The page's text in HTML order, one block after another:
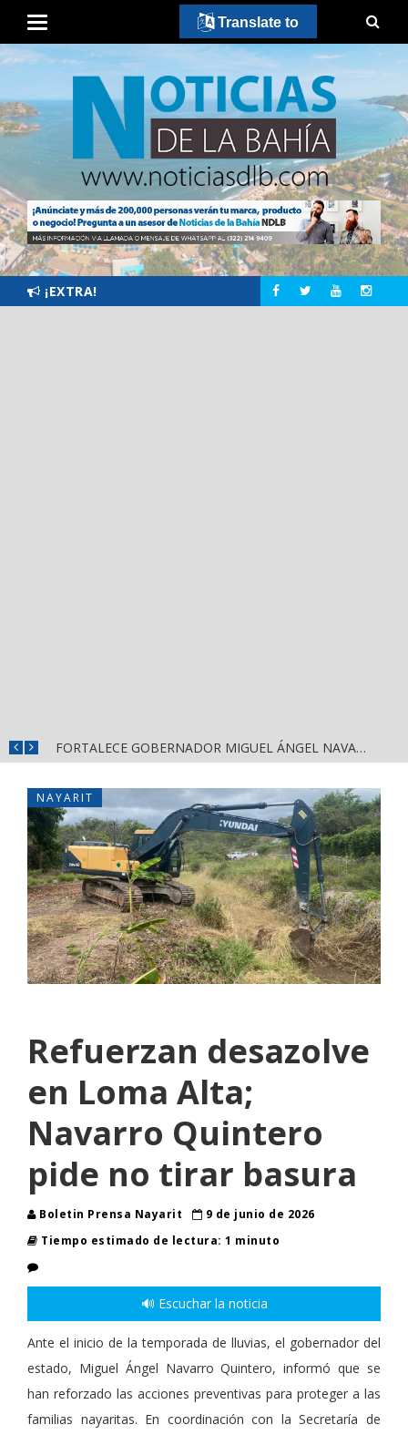
¡EXTRA!
FORTALECE GOBERNADOR MIGUEL ÁNGEL NAVARRO LA COORDINACIÓN CON EL SECTOR EDUCATIVO EN NAYARIT
NAYARIT
Refuerzan desazolve
en Loma Alta;
Navarro Quintero
pide no tirar basura
Boletin Prensa Nayarit
9 de junio de 2026
Tiempo estimado de lectura: 1 minuto
🔊 Escuchar la noticia
Ante el inicio de la temporada de lluvias, el gobernador del
estado, Miguel Ángel Navarro Quintero, informó que se
han reforzado las acciones preventivas para proteger a las
familias nayaritas. En coordinación con la Secretaría de
Translate to